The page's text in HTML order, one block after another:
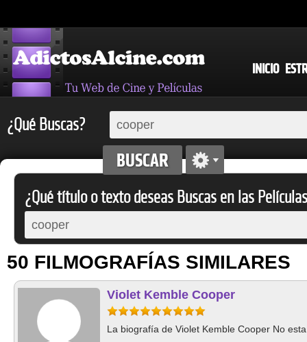
INICIO
¿Qué Buscas?
¿Qué título o texto deseas Buscas en las
50 FILMOGRAFÍAS SIMILARES
Violet Kemble Cooper
La biografía de Violet Kemble Cooper No